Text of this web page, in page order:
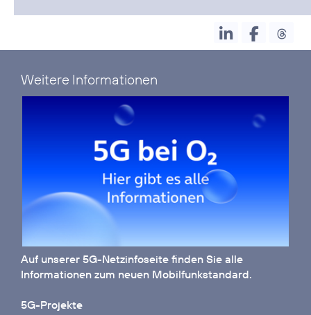
Weitere Informationen
Auf unserer 5G-Netzinfoseite finden Sie alle
Informationen zum neuen Mobilfunkstandard.
5G-Projekte